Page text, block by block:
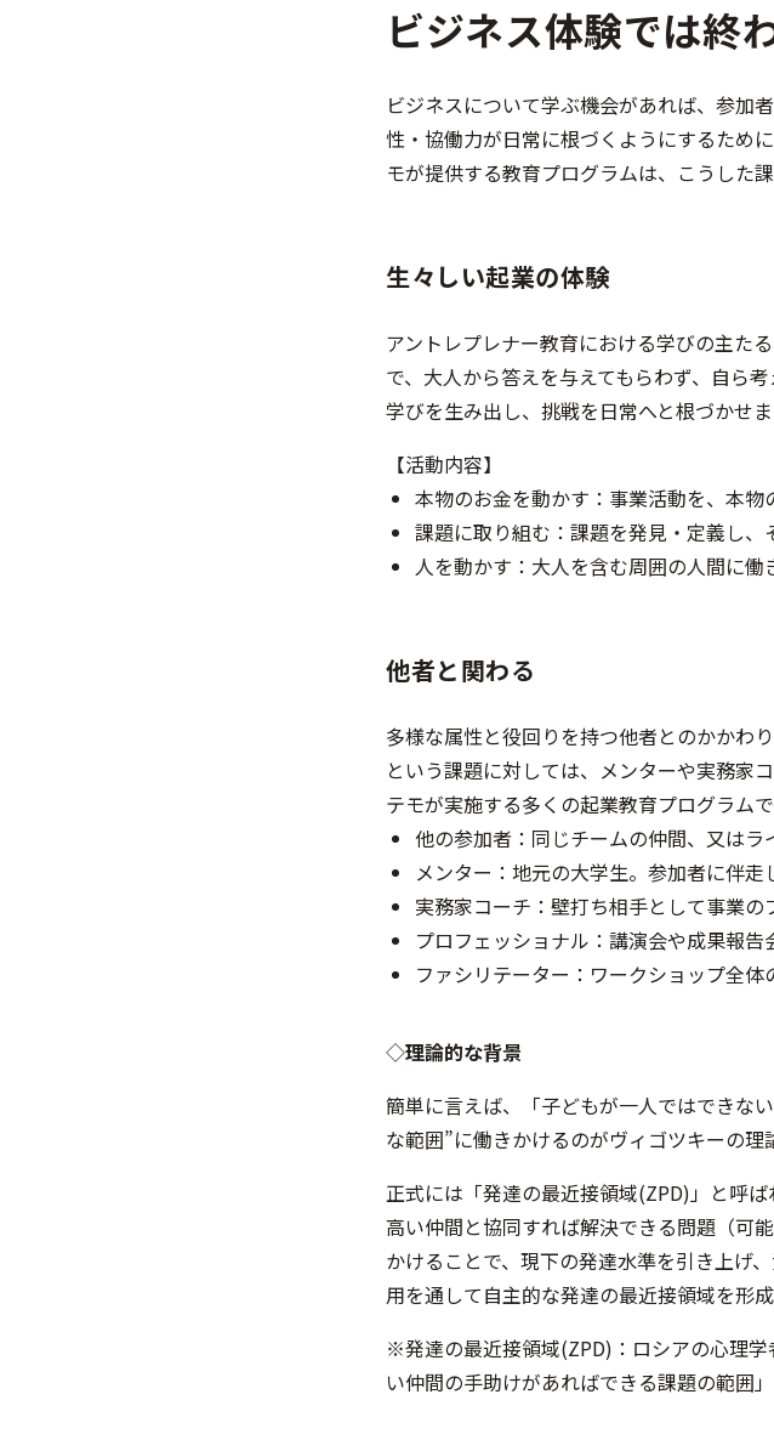
ビジネス体験では終
ビジネスについて学ぶ機会があれば、参加
性・協働力が日常に根づくようにするため
モが提供する教育プログラムは、こうした
生々しい起業の体験
アントレプレナー教育における学びの主た
で、大人から答えを与えてもらわず、自ら
学びを生み出し、挑戦を日常へと根づかせま
【活動内容】
本物のお金を動かす：事業活動を、本物
課題に取り組む：課題を発見・定義し、
人を動かす：大人を含む周囲の人間に働
他者と関わる
多様な属性と役回りを持つ他者とのかかわ
という課題に対しては、メンターや実務家
テモが実施する多くの起業教育プログラム
他の参加者：同じチームの仲間、又はラ
メンター：地元の大学生。参加者に伴
実務家コーチ：壁打ち相手として事業
プロフェッショナル：講演会や成果報
ファシリテーター：ワークショップ全
◇理論的な背景
簡単に言えば、「子どもが一人ではできな
な範囲”に働きかけるのがヴィゴツキーの理
正式には「発達の最近接領域(ZPD)」と呼
高い仲間と協同すれば解決できる問題（可
かけることで、現下の発達水準を引き上げ
用を通して自主的な発達の最近接領域を形
※発達の最近接領域(ZPD)：ロシアの心理
い仲間の手助けがあればできる課題の範囲」